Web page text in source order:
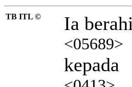
TB ITL © Ia berahi
<05689>
kepada